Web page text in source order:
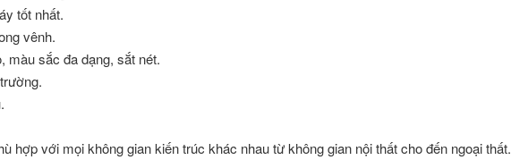
tốt nhất.
vênh.
màu sắc đa dạng, sắt nét.
hợp với mọi không gian kiến trúc khác nhau từ không gian nội thất cho đến ngoại thất.